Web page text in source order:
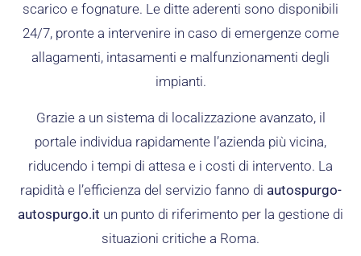
scarico e fognature. Le ditte aderenti sono disponibili
24/7, pronte a intervenire in caso di emergenze come
allagamenti, intasamenti e malfunzionamenti degli
impianti.
Grazie a un sistema di localizzazione avanzato, il
portale individua rapidamente l’azienda più vicina,
riducendo i tempi di attesa e i costi di intervento. La
rapidità e l’efficienza del servizio fanno di autospurgo-
autospurgo.it un punto di riferimento per la gestione di
situazioni critiche a Roma.